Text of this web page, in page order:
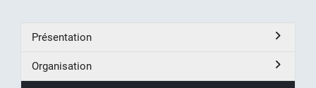
Présentation
Organisation